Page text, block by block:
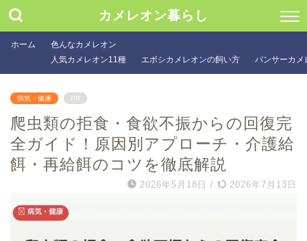
カメレオン暮らし
ホーム
色んなカメレオン
人気カメレオン11種
エボシカメレオンの飼い方 パンサーカメ
病気・健康 PR
爬虫類の拒食・食欲不振からの回復完
全ガイド！原因別アプローチ・介護給
餌・再給餌のコツを徹底解説
2026年5月18日 / 2026年7月13日